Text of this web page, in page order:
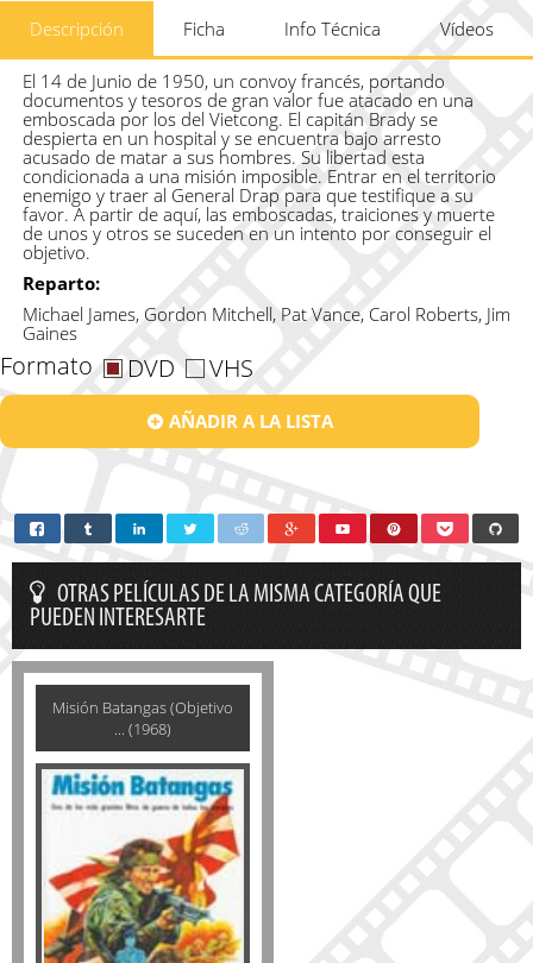
Descripción Ficha Info Técnica Vídeos
El 14 de Junio de 1950, un convoy francés, portando
documentos y tesoros de gran valor fue atacado en una
emboscada por los del Vietcong. El capitán Brady se
despierta en un hospital y se encuentra bajo arresto
acusado de matar a sus hombres. Su libertad esta
condicionada a una misión imposible. Entrar en el territorio
enemigo y traer al General Drap para que testifique a su
favor. A partir de aquí, las emboscadas, traiciones y muerte
de unos y otros se suceden en un intento por conseguir el
objetivo.
Reparto:
Michael James, Gordon Mitchell, Pat Vance, Carol Roberts, Jim
Gaines
Formato DVD VHS
AÑADIR A LA LISTA
OTRAS PELÍCULAS DE LA MISMA CATEGORÍA QUE
PUEDEN INTERESARTE
Misión Batangas (Objetivo
... (1968)